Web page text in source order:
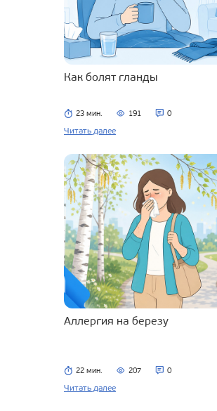
Как болят гланды
23 мин. 191 0
Читать далее
Аллергия на березу
22 мин. 207 0
Читать далее